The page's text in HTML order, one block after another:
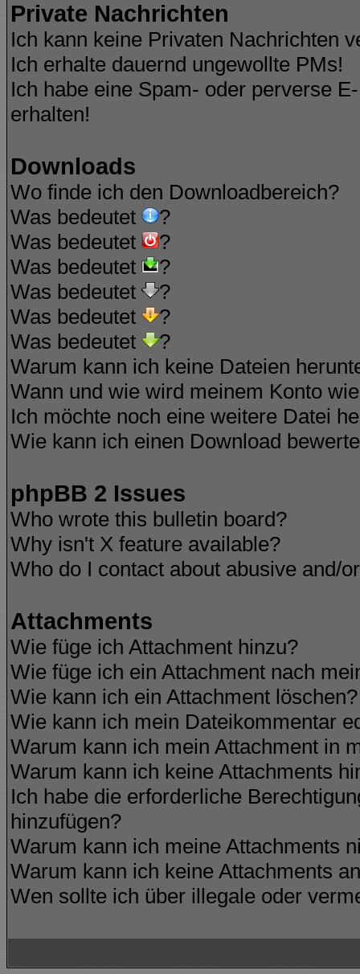
Private Nachrichten
Ich kann keine Privaten Nachrichten
Ich erhalte dauernd ungewollte PMs!
Ich habe eine Spam- oder perverse
erhalten!
Downloads
Wo finde ich den Downloadbereich?
Was bedeutet
?
Was bedeutet
?
Was bedeutet
?
Was bedeutet
?
Was bedeutet
?
Was bedeutet
?
Warum kann ich keine Dateien
Wann und wie wird meinem Konto
Ich möchte noch eine weitere Datei
Wie kann ich einen Download
phpBB 2 Issues
Who wrote this bulletin board?
Why isn't X feature available?
Who do I contact about abusive and/
Attachments
Wie füge ich Attachment hinzu?
Wie füge ich ein Attachment nach
Wie kann ich ein Attachment löschen?
Wie kann ich mein Dateikommentar
Warum kann ich mein Attachment in
Warum kann ich keine Attachments
Ich habe die erforderliche
hinzufügen?
Warum kann ich meine Attachments
Warum kann ich keine Attachments
Wen sollte ich über illegale oder